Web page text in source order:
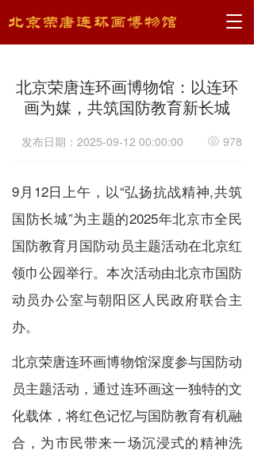
T
l
v
a
t
i
o
北京荣唐连环画博物馆：以连环
画为媒，共筑国防教育新长城
发布日期：2025-09-12 00:00:00 978
9月12日上午，以“弘扬抗战精神,共筑
国防长城”为主题的2025年北京市全民
国防教育月国防动员主题活动在北京红
领巾公园举行。本次活动由北京市国防
动员办公室与朝阳区人民政府联合主
办。
北京荣唐连环画博物馆深度参与国防动
员主题活动，通过连环画这一独特的文
化载体，将红色记忆与国防教育有机融
合，为市民带来一场沉浸式的精神洗